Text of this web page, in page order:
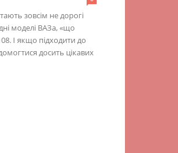
зовсім не дорогі
моделі ВАЗа, «що
І якщо підходити до
досить цікавих